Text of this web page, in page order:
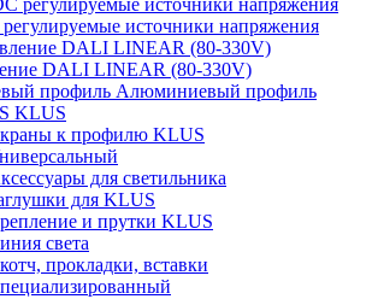
источники напряжения
DALI LINEAR (80-330V)
Алюминиевый профиль
KLUS
к профилю KLUS
для светильника
для KLUS
и прутки KLUS
света
прокладки, вставки